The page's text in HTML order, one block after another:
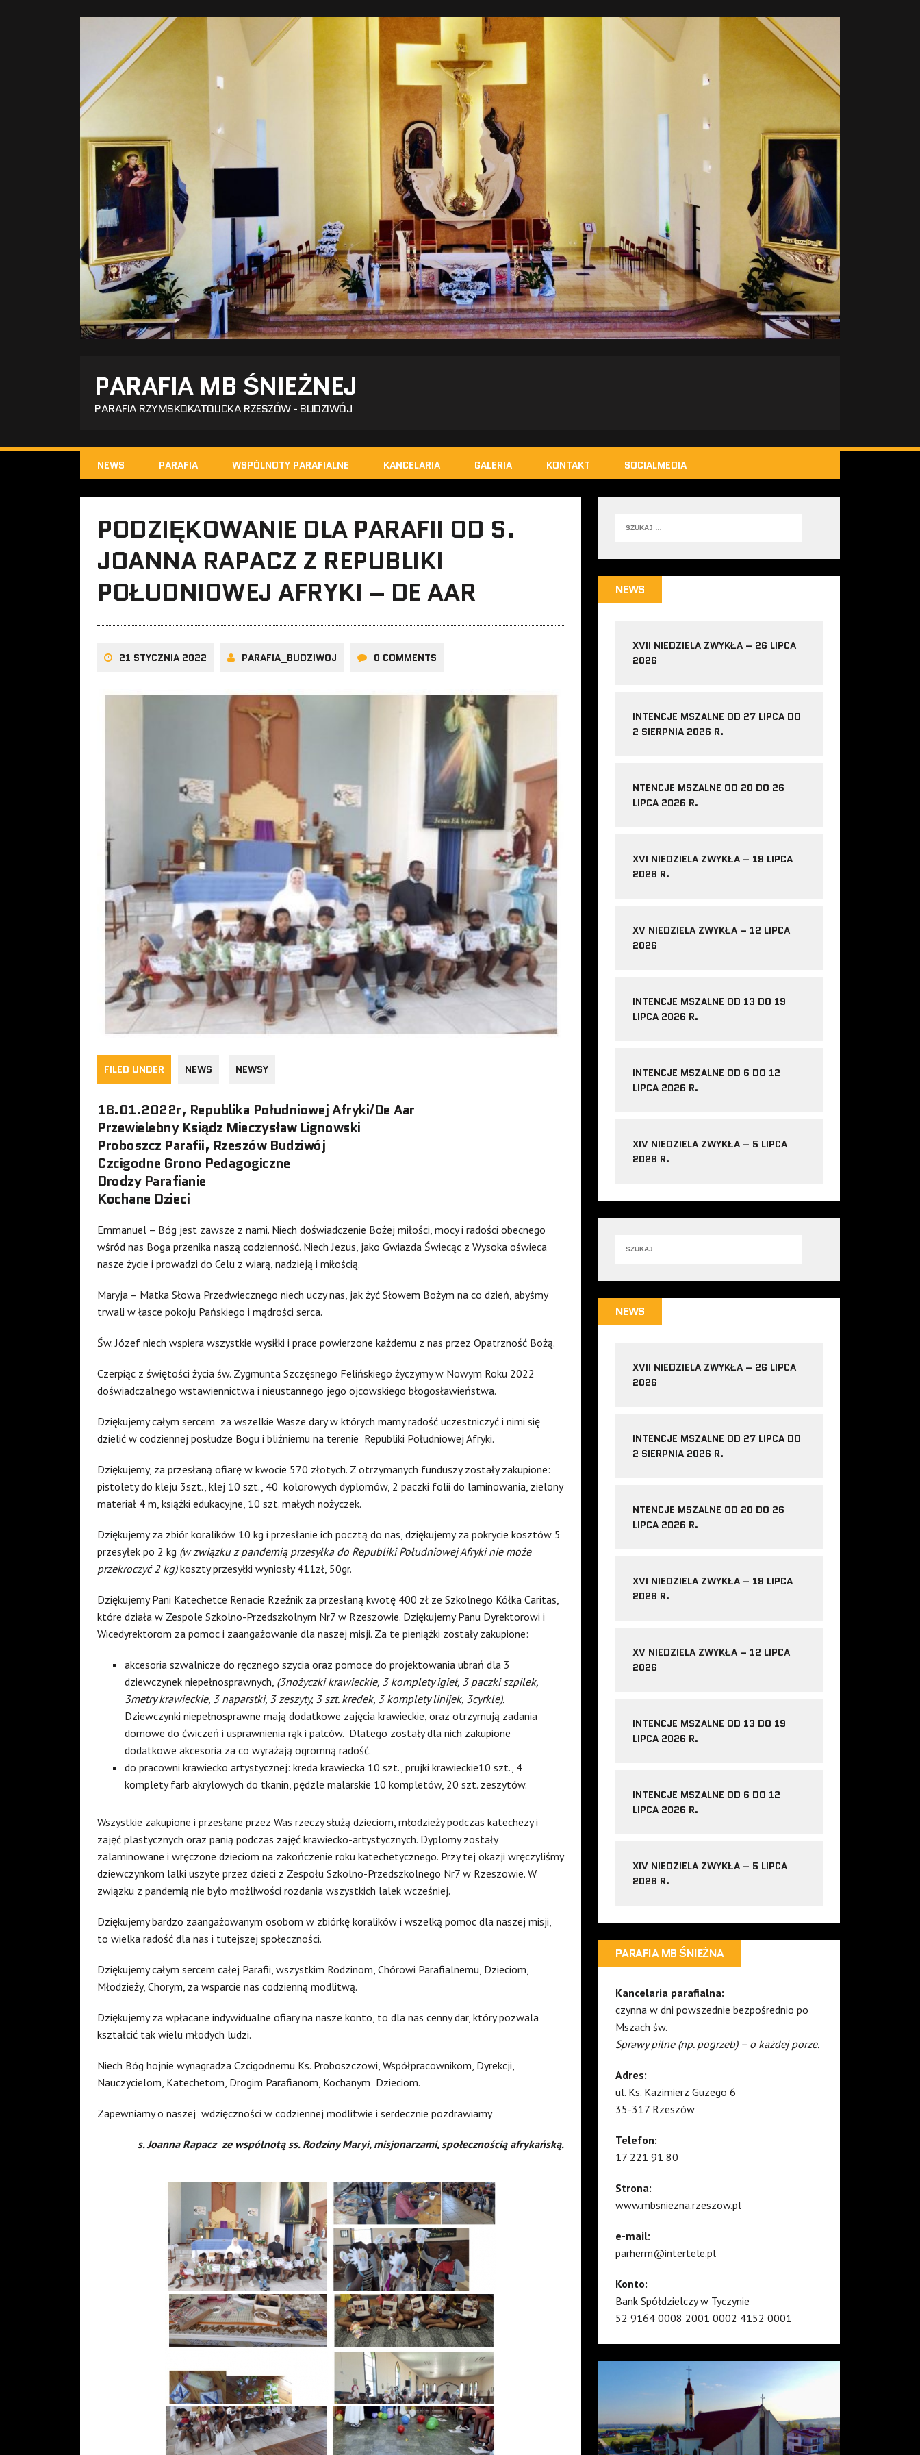
PARAFIA MB ŚNIEŻNEJ
PARAFIA RZYMSKOKATOLICKA RZESZÓW - BUDZIWÓJ
NEWS PARAFIA WSPÓLNOTY PARAFIALNE KANCELARIA GALERIA KONTAKT SOCIALMEDIA
PODZIĘKOWANIE DLA PARAFII OD S.
JOANNA RAPACZ Z REPUBLIKI
POŁUDNIOWEJ AFRYKI – DE AAR
21 STYCZNIA 2022 PARAFIA_BUDZIWOJ 0 COMMENTS
FILED UNDER NEWS NEWSY
18.01.2022r, Republika Południowej Afryki/De Aar
Przewielebny Ksiądz Mieczysław Lignowski
Proboszcz Parafii, Rzeszów Budziwój
Czcigodne Grono Pedagogiczne
Drodzy Parafianie
Kochane Dzieci
Emmanuel – Bóg jest zawsze z nami. Niech doświadczenie Bożej miłości, mocy i radości obecnego
wśród nas Boga przenika naszą codzienność. Niech Jezus, jako Gwiazda Świecąc z Wysoka oświeca
nasze życie i prowadzi do Celu z wiarą, nadzieją i miłością.
Maryja – Matka Słowa Przedwiecznego niech uczy nas, jak żyć Słowem Bożym na co dzień, abyśmy
trwali w łasce pokoju Pańskiego i mądrości serca.
Św. Józef niech wspiera wszystkie wysiłki i prace powierzone każdemu z nas przez Opatrzność Bożą.
Czerpiąc z świętości życia św. Zygmunta Szczęsnego Felińskiego życzymy w Nowym Roku 2022
doświadczalnego wstawiennictwa i nieustannego jego ojcowskiego błogosławieństwa.
Dziękujemy całym sercem za wszelkie Wasze dary w których mamy radość uczestniczyć i nimi się
dzielić w codziennej posłudze Bogu i bliźniemu na terenie Republiki Południowej Afryki.
Dziękujemy, za przesłaną ofiarę w kwocie 570 złotych. Z otrzymanych funduszy zostały zakupione:
pistolety do kleju 3szt., klej 10 szt., 40 kolorowych dyplomów, 2 paczki folii do laminowania, zielony
materiał 4 m, książki edukacyjne, 10 szt. małych nożyczek.
Dziękujemy za zbiór koralików 10 kg i przesłanie ich pocztą do nas, dziękujemy za pokrycie kosztów 5
przesyłek po 2 kg (w związku z pandemią przesyłka do Republiki Południowej Afryki nie może
przekroczyć 2 kg)koszty przesyłki wyniosły 411zł, 50gr.
Dziękujemy Pani Katechetce Renacie Rzeźnik za przesłaną kwotę 400 zł ze Szkolnego Kółka Caritas,
które działa w Zespole Szkolno-Przedszkolnym Nr7 w Rzeszowie. Dziękujemy Panu Dyrektorowi i
Wicedyrektorom za pomoc i zaangażowanie dla naszej misji. Za te pieniążki zostały zakupione:
akcesoria szwalnicze do ręcznego szycia oraz pomoce do projektowania ubrań dla 3
dziewczynek niepełnosprawnych, (3nożyczki krawieckie, 3 komplety igieł, 3 paczki szpilek,
3metry krawieckie, 3 naparstki, 3 zeszyty, 3 szt. kredek, 3 komplety linijek, 3cyrkle).
Dziewczynki niepełnosprawne mają dodatkowe zajęcia krawieckie, oraz otrzymują zadania
domowe do ćwiczeń i usprawnienia rąk i palców. Dlatego zostały dla nich zakupione
dodatkowe akcesoria za co wyrażają ogromną radość.
do pracowni krawiecko artystycznej: kreda krawiecka 10 szt., prujki krawieckie10 szt., 4
komplety farb akrylowych do tkanin, pędzle malarskie 10 kompletów, 20 szt. zeszytów.
Wszystkie zakupione i przesłane przez Was rzeczy służą dzieciom, młodzieży podczas katechezy i
zajęć plastycznych oraz panią podczas zajęć krawiecko-artystycznych. Dyplomy zostały
zalaminowane i wręczone dzieciom na zakończenie roku katechetycznego. Przy tej okazji wręczyliśmy
dziewczynkom lalki uszyte przez dzieci z Zespołu Szkolno-Przedszkolnego Nr7 w Rzeszowie. W
związku z pandemią nie było możliwości rozdania wszystkich lalek wcześniej.
Dziękujemy bardzo zaangażowanym osobom w zbiórkę koralików i wszelką pomoc dla naszej misji,
to wielka radość dla nas i tutejszej społeczności.
Dziękujemy całym sercem całej Parafii, wszystkim Rodzinom, Chórowi Parafialnemu, Dzieciom,
Młodzieży, Chorym, za wsparcie nas codzienną modlitwą.
Dziękujemy za wpłacane indywidualne ofiary na nasze konto, to dla nas cenny dar, który pozwala
kształcić tak wielu młodych ludzi.
Niech Bóg hojnie wynagradza Czcigodnemu Ks. Proboszczowi, Współpracownikom, Dyrekcji,
Nauczycielom, Katechetom, Drogim Parafianom, Kochanym Dzieciom.
Zapewniamy o naszej wdzięczności w codziennej modlitwie i serdecznie pozdrawiamy
s. Joanna Rapacz ze wspólnotą ss. Rodziny Maryi, misjonarzami, społecznością afrykańską.
NEWS
XVII NIEDZIELA ZWYKŁA – 26 LIPCA
2026
INTENCJE MSZALNE OD 27 LIPCA DO
2 SIERPNIA 2026 R.
NTENCJE MSZALNE OD 20 DO 26
LIPCA 2026 R.
XVI NIEDZIELA ZWYKŁA – 19 LIPCA
2026 R.
XV NIEDZIELA ZWYKŁA – 12 LIPCA
2026
INTENCJE MSZALNE OD 13 DO 19
LIPCA 2026 R.
INTENCJE MSZALNE OD 6 DO 12
LIPCA 2026 R.
XIV NIEDZIELA ZWYKŁA – 5 LIPCA
2026 R.
NEWS
XVII NIEDZIELA ZWYKŁA – 26 LIPCA
2026
INTENCJE MSZALNE OD 27 LIPCA DO
2 SIERPNIA 2026 R.
NTENCJE MSZALNE OD 20 DO 26
LIPCA 2026 R.
XVI NIEDZIELA ZWYKŁA – 19 LIPCA
2026 R.
XV NIEDZIELA ZWYKŁA – 12 LIPCA
2026
INTENCJE MSZALNE OD 13 DO 19
LIPCA 2026 R.
INTENCJE MSZALNE OD 6 DO 12
LIPCA 2026 R.
XIV NIEDZIELA ZWYKŁA – 5 LIPCA
2026 R.
PARAFIA MB ŚNIEŻNA
Kancelaria parafialna:
czynna w dni powszednie bezpośrednio po
Mszach św.
Sprawy pilne (np. pogrzeb) – o każdej porze.
Adres:
ul. Ks. Kazimierz Guzego 6
35-317 Rzeszów
Telefon:
17 221 91 80
Strona:
www.mbsniezna.rzeszow.pl
e-mail:
parherm@intertele.pl
Konto:
Bank Spółdzielczy w Tyczynie
52 9164 0008 2001 0002 4152 0001